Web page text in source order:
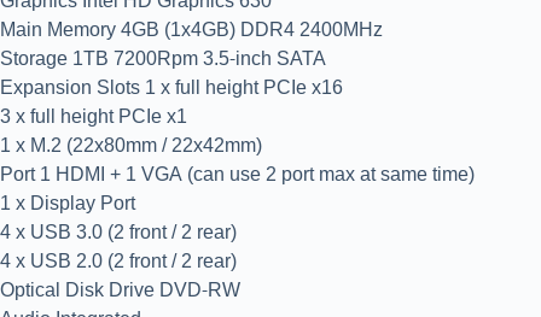
Main Memory 4GB (1x4GB) DDR4 2400MHz
Storage 1TB 7200Rpm 3.5-inch SATA
Expansion Slots 1 x full height PCIe x16
3 x full height PCIe x1
1 x M.2 (22x80mm / 22x42mm)
Port 1 HDMI + 1 VGA (can use 2 port max at same time)
1 x Display Port
4 x USB 3.0 (2 front / 2 rear)
4 x USB 2.0 (2 front / 2 rear)
Optical Disk Drive DVD-RW